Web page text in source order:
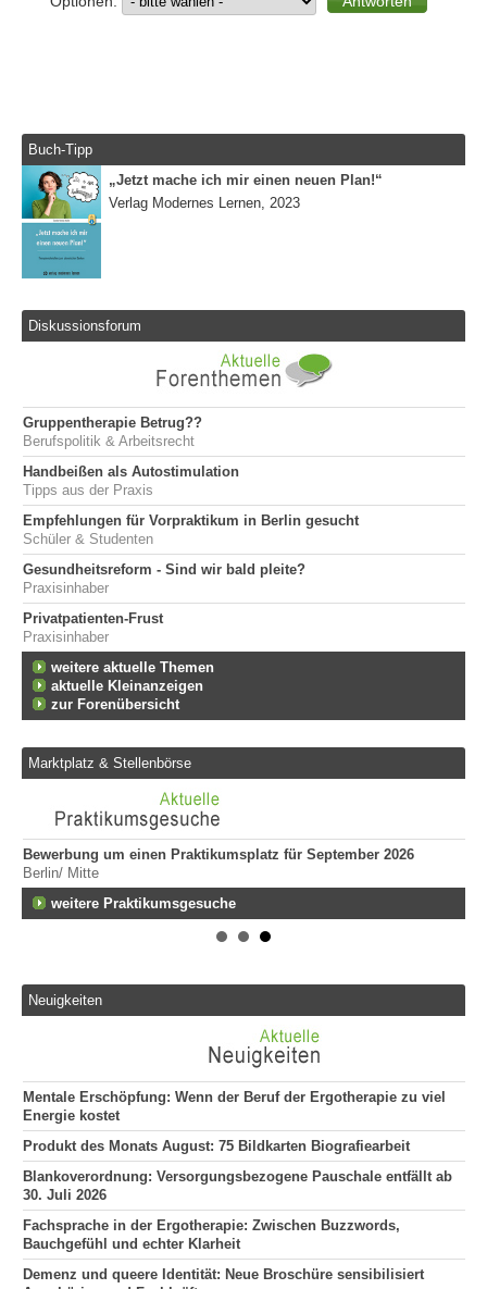
Buch-Tipp
„Jetzt mache ich mir einen neuen Plan!“
Verlag Modernes Lernen, 2023
Diskussionsforum
Gruppentherapie Betrug??
Berufspolitik & Arbeitsrecht
Handbeißen als Autostimulation
Tipps aus der Praxis
Empfehlungen für Vorpraktikum in Berlin gesucht
Schüler & Studenten
Gesundheitsreform - Sind wir bald pleite?
Praxisinhaber
Privatpatienten-Frust
Praxisinhaber
weitere aktuelle Themen
aktuelle Kleinanzeigen
zur Forenübersicht
Marktplatz & Stellenbörse
Bewerbung um einen Praktikumsplatz für September 2026
Berlin/ Mitte
weitere Praktikumsgesuche
Neuigkeiten
Mentale Erschöpfung: Wenn der Beruf der Ergotherapie zu viel
Energie kostet
Produkt des Monats August: 75 Bildkarten Biografiearbeit
Blankoverordnung: Versorgungsbezogene Pauschale entfällt ab
30. Juli 2026
Fachsprache in der Ergotherapie: Zwischen Buzzwords,
Bauchgefühl und echter Klarheit
Demenz und queere Identität: Neue Broschüre sensibilisiert